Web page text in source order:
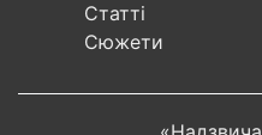
Статті
Сюжети